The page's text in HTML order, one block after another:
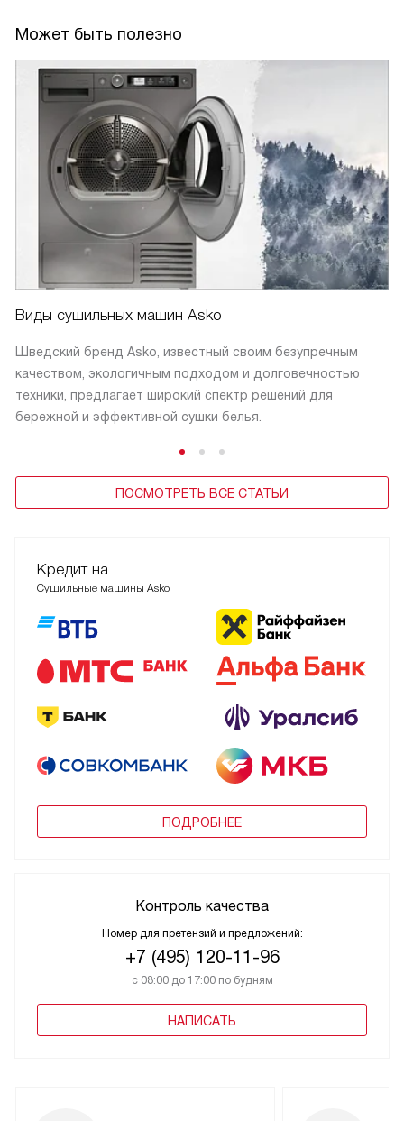
Может быть полезно
Виды сушильных машин Asko
Шведский бренд Asko, известный своим безупречным
качеством, экологичным подходом и долговечностью
техники, предлагает широкий спектр решений для
бережной и эффективной сушки белья.
ПОСМОТРЕТЬ ВСЕ СТАТЬИ
Кредит на
Сушильные машины Asko
ПОДРОБНЕЕ
Контроль качества
Номер для претензий и предложений:
+7 (495) 120-11-96
с 08:00 до 17:00 по будням
НАПИСАТЬ